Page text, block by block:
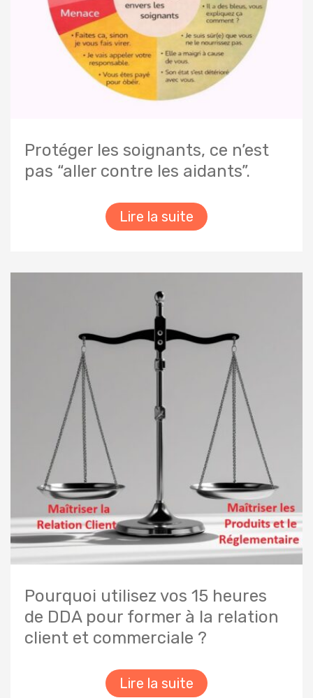
Protéger les soignants, ce n’est
pas “aller contre les aidants”.
Lire la suite
Pourquoi utilisez vos 15 heures
de DDA pour former à la relation
client et commerciale ?
Lire la suite